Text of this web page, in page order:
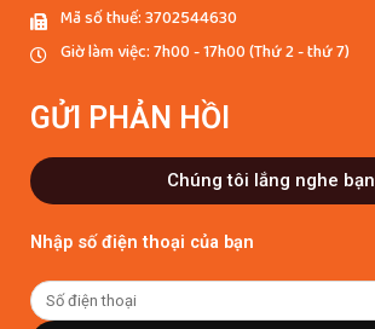
Mã số thuế: 3702544630
Giờ làm việc: 7h00 - 17h00 (Thứ 2 - thứ 7)
GỬI PHẢN HỒI
Chúng tôi lắng nghe bạn
Nhập số điện thoại của bạn